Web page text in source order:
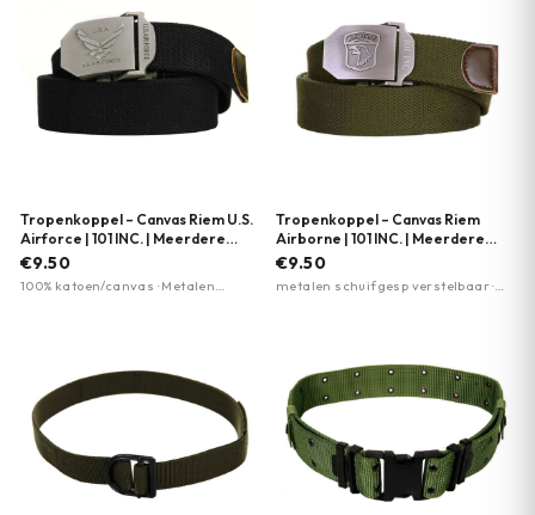
Tropenkoppel – Canvas Riem U.S.
Airforce | 101 INC. | Meerdere
kleuren
€9.50
100% katoen/canvas · Metalen
Tropenkoppel – Canvas Riem
Airborne | 101 INC. | Meerdere
kleuren
€9.50
metalen schuifgesp verstelbaar ·